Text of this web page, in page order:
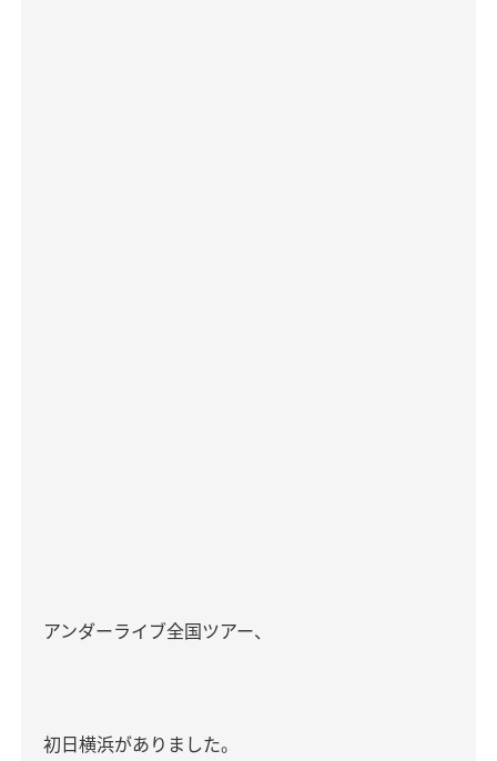
アンダーライブ全国ツアー、
初日横浜がありました。